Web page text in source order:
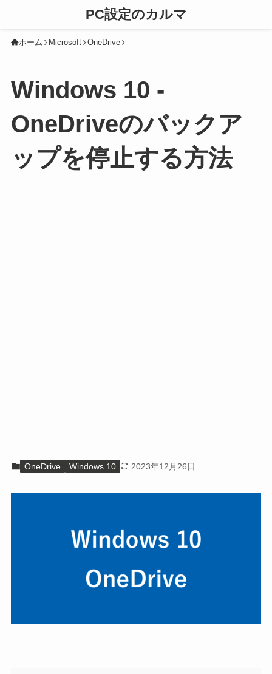
PC設定のカルマ
ホーム Microsoft OneDrive
Windows 10 -
OneDriveのバックア
ップを停止する方法
OneDrive Windows 10 2023年12月26日